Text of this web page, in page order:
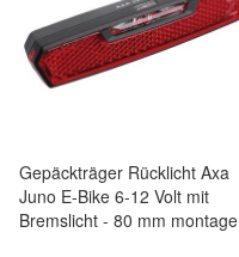
Gepäckträger Rücklicht Axa
Juno E-Bike 6-12 Volt mit
Bremslicht - 80 mm montage